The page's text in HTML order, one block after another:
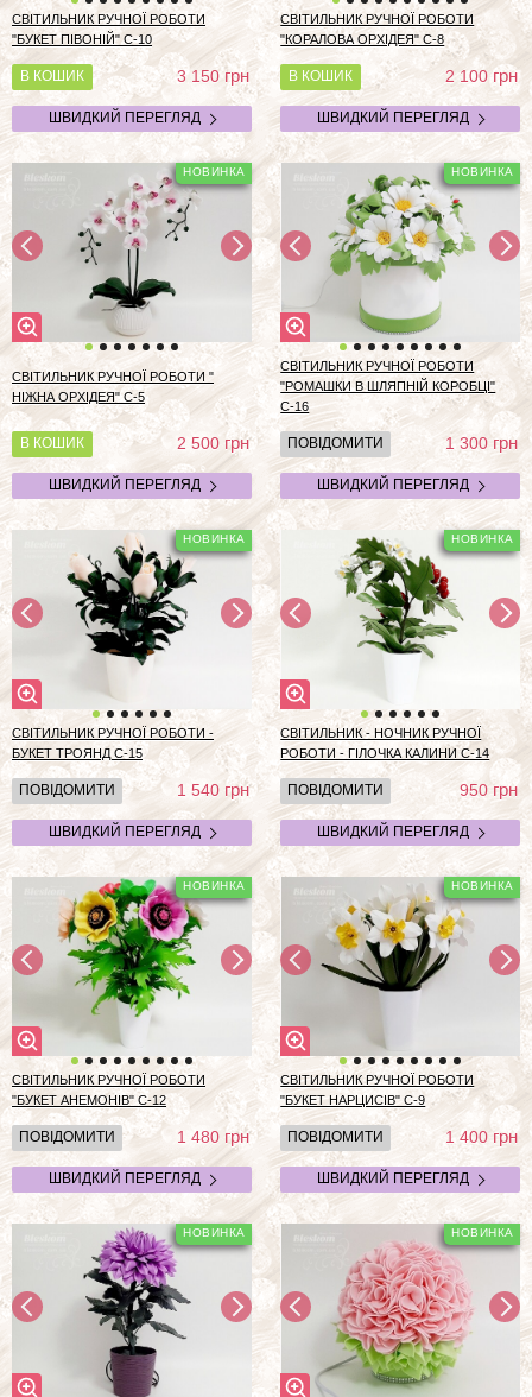
СВІТИЛЬНИК РУЧНОЇ РОБОТИ
"БУКЕТ ПІВОНІЙ" С-10
В КОШИК 3 150грн
ШВИДКИЙ ПЕРЕГЛЯД
СВІТИЛЬНИК РУЧНОЇ РОБОТИ
"КОРАЛОВА ОРХІДЕЯ" С-8
В КОШИК 2 100грн
ШВИДКИЙ ПЕРЕГЛЯД
СВІТИЛЬНИК РУЧНОЇ РОБОТИ "
НІЖНА ОРХІДЕЯ" C-5
В КОШИК 2 500грн
ШВИДКИЙ ПЕРЕГЛЯД
СВІТИЛЬНИК РУЧНОЇ РОБОТИ
"РОМАШКИ В ШЛЯПНІЙ КОРОБЦІ"
С-16
ПОВІДОМИТИ 1 300грн
ШВИДКИЙ ПЕРЕГЛЯД
СВІТИЛЬНИК РУЧНОЇ РОБОТИ -
БУКЕТ ТРОЯНД С-15
ПОВІДОМИТИ 1 540грн
ШВИДКИЙ ПЕРЕГЛЯД
СВІТИЛЬНИК - НОЧНИК РУЧНОЇ
РОБОТИ - ГІЛОЧКА КАЛИНИ С-14
ПОВІДОМИТИ 950грн
ШВИДКИЙ ПЕРЕГЛЯД
СВІТИЛЬНИК РУЧНОЇ РОБОТИ
"БУКЕТ АНЕМОНІВ" С-12
ПОВІДОМИТИ 1 480грн
ШВИДКИЙ ПЕРЕГЛЯД
СВІТИЛЬНИК РУЧНОЇ РОБОТИ
"БУКЕТ НАРЦИСІВ" С-9
ПОВІДОМИТИ 1 400грн
ШВИДКИЙ ПЕРЕГЛЯД